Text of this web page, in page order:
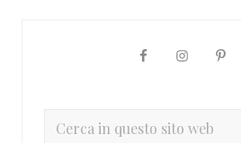
primaria
Cerca